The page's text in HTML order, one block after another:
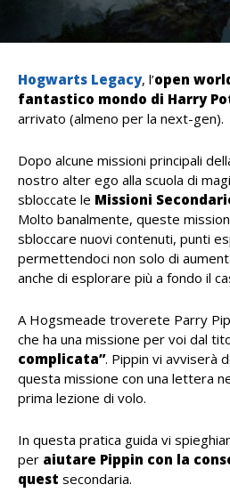
Hogwarts Legacy, l’open
fantastico mondo di Harry
arrivato (almeno per la next-gen).
Dopo alcune missioni principali
nostro alter ego alla scuola di
sbloccate le Missioni
Molto banalmente, queste
sbloccare nuovi contenuti, punti
permettendoci non solo di
anche di esplorare più a fondo il
A Hogsmeade troverete Parry
che ha una missione per voi dal
complicata”. Pippin vi avviserà
questa missione con una lettera
prima lezione di volo.
In questa pratica guida vi
per aiutare Pippin con la
quest secondaria.